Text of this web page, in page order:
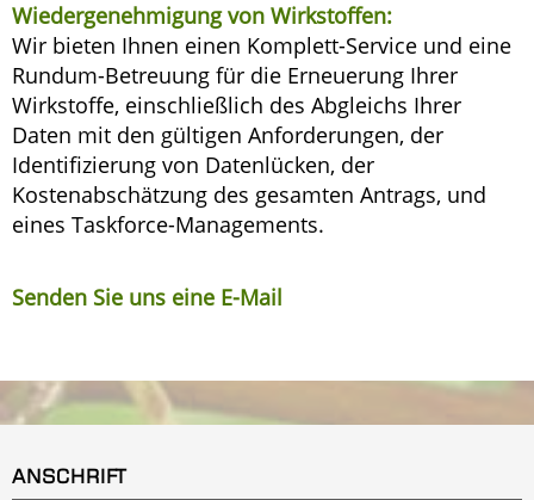
Wiedergenehmigung von Wirkstoffen:
Wir bieten Ihnen einen Komplett-Service und eine
Rundum-Betreuung für die Erneuerung Ihrer
Wirkstoffe, einschließlich des Abgleichs Ihrer
Daten mit den gültigen Anforderungen, der
Identifizierung von Datenlücken, der
Kostenabschätzung des gesamten Antrags, und
eines Taskforce-Managements.
Senden Sie uns eine E-Mail
ANSCHRIFT